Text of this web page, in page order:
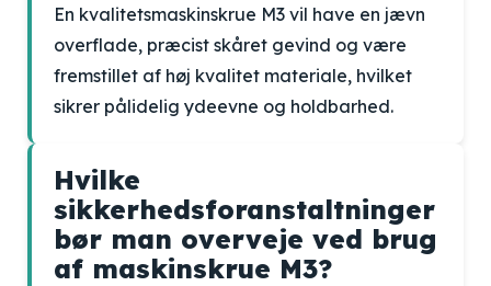
En kvalitetsmaskinskrue M3 vil have en jævn
overflade, præcist skåret gevind og være
fremstillet af høj kvalitet materiale, hvilket
sikrer pålidelig ydeevne og holdbarhed.
Hvilke
sikkerhedsforanstaltninger
bør man overveje ved brug
af maskinskrue M3?